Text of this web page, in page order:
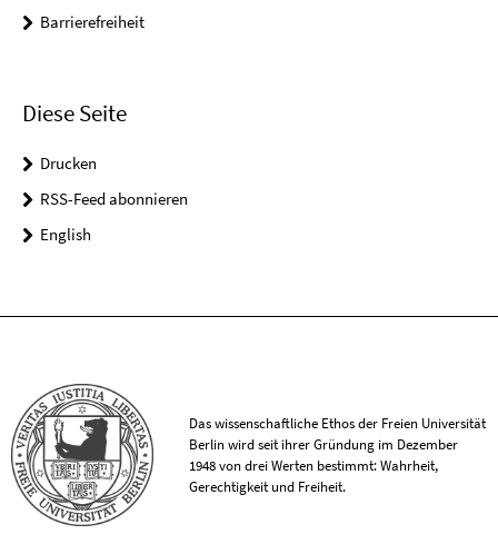
Barrierefreiheit
Diese Seite
Drucken
RSS-Feed abonnieren
English
Das wissenschaftliche Ethos der Freien Universität
Berlin wird seit ihrer Gründung im Dezember
1948 von drei Werten bestimmt: Wahrheit,
Gerechtigkeit und Freiheit.